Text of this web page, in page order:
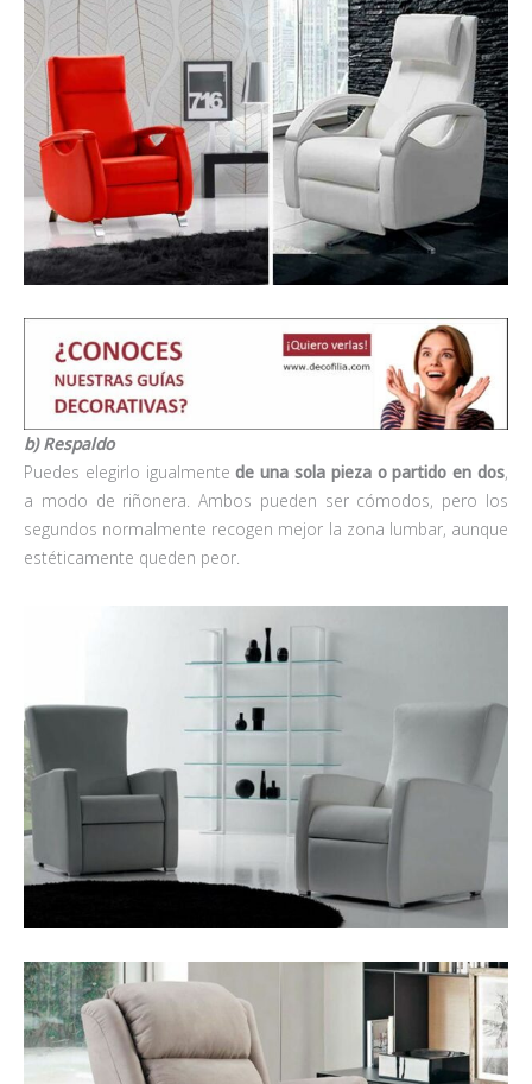
b) Respaldo
Puedes elegirlo igualmentede una sola pieza o partido en dos,
a modo de riñonera. Ambos pueden ser cómodos, pero los
segundos normalmente recogen mejor la zona lumbar, aunque
estéticamente queden peor.